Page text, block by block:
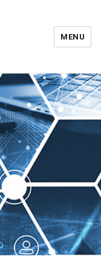
Hubert
MENU